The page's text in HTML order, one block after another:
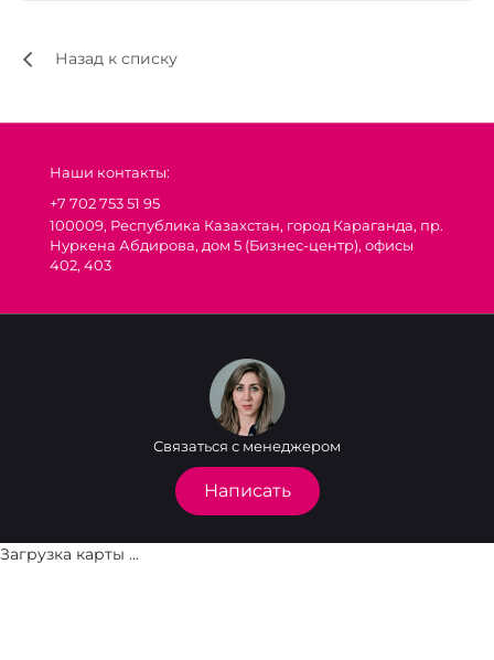
Назад к списку
Наши контакты:
+7 702 753 51 95
100009, Республика Казахстан, город Караганда, пр.
Нуркена Абдирова, дом 5 (Бизнес-центр), офисы
402, 403
Связаться с менеджером
Написать
Загрузка карты ...